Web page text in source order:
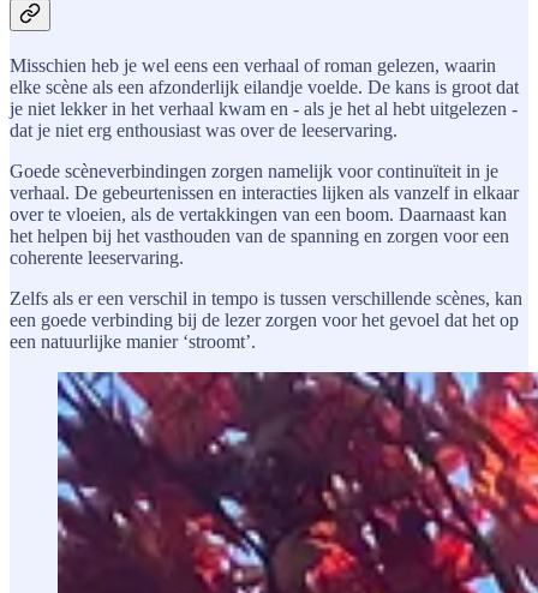
Misschien heb je wel eens een verhaal of roman gelezen, waarin
elke scène als een afzonderlijk eilandje voelde. De kans is groot dat
je niet lekker in het verhaal kwam en - als je het al hebt uitgelezen -
dat je niet erg enthousiast was over de leeservaring.
Goede scèneverbindingen zorgen namelijk voor continuïteit in je
verhaal. De gebeurtenissen en interacties lijken als vanzelf in elkaar
over te vloeien, als de vertakkingen van een boom. Daarnaast kan
het helpen bij het vasthouden van de spanning en zorgen voor een
coherente leeservaring.
Zelfs als er een verschil in tempo is tussen verschillende scènes, kan
een goede verbinding bij de lezer zorgen voor het gevoel dat het op
een natuurlijke manier ‘stroomt’.